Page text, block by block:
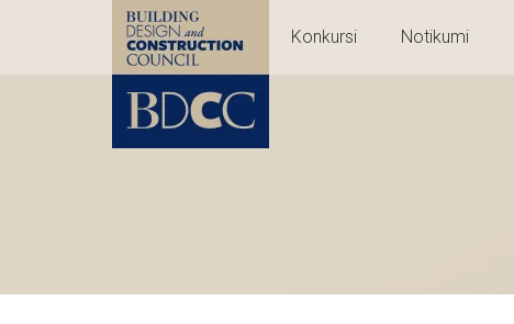
Konkursi Notikumi